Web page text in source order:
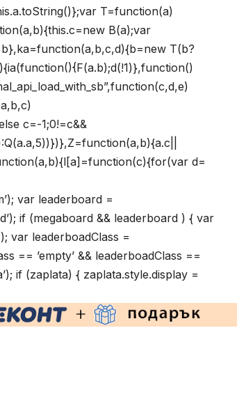
T=function(a)
B(a);var
T(b?
c=-1;0!=c&&
d=
var leaderboard =
if (megaboard && leaderboard ) { var
var leaderboadClass =
== ’empty’ && leaderboadClass ==
if (zaplata) { zaplata.style.display =